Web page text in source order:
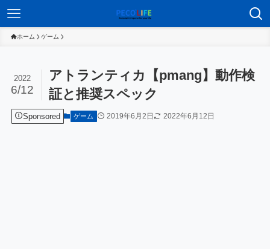
ホーム ゲーム
アトランティカ【pmang】動作検
証と推奨スペック
2022
6/12
Sponsored ゲーム 2019年6月2日 2022年6月12日